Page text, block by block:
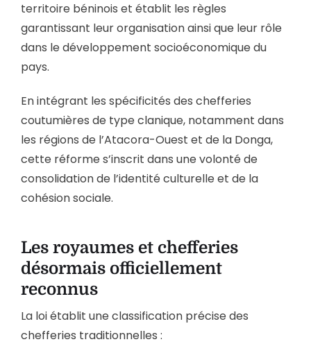
territoire béninois et établit les règles
garantissant leur organisation ainsi que leur rôle
dans le développement socioéconomique du
pays.
En intégrant les spécificités des chefferies
coutumières de type clanique, notamment dans
les régions de l’Atacora-Ouest et de la Donga,
cette réforme s’inscrit dans une volonté de
consolidation de l’identité culturelle et de la
cohésion sociale.
Les royaumes et chefferies
désormais officiellement
reconnus
La loi établit une classification précise des
chefferies traditionnelles :